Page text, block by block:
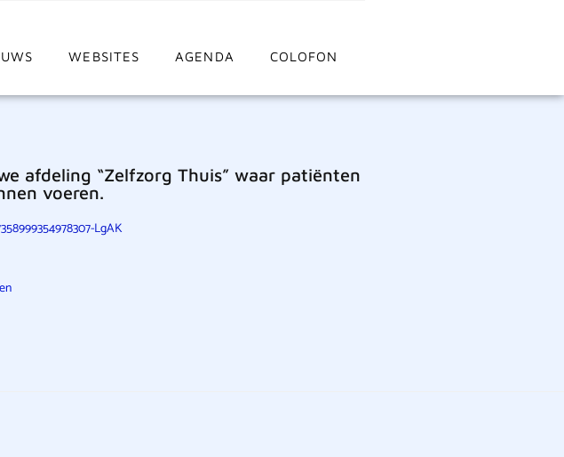
WEBSITES AGENDA COLOFON
afdeling “Zelfzorg Thuis” waar patiënten
voeren.
LgAK